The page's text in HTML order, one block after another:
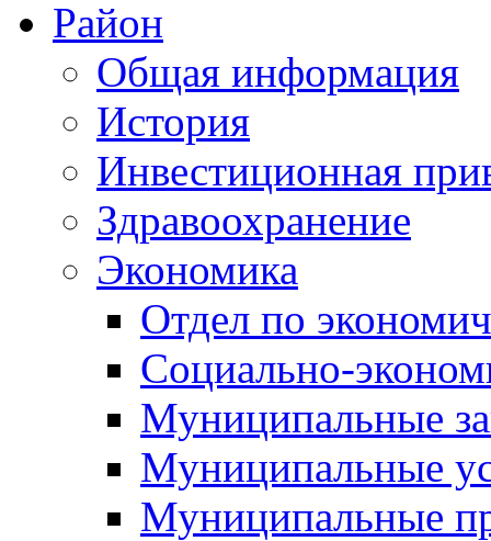
Район
Общая информация
История
Инвестиционная
Здравоохранение
Экономика
Отдел по
Социально-
Муниципальные
Муниципальные
Муниципальные